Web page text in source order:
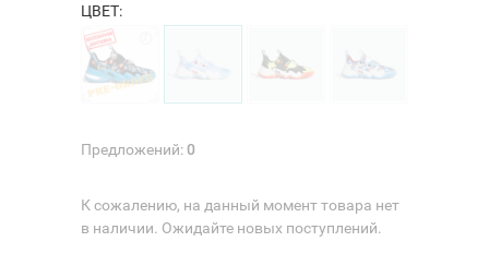
ЦВЕТ:
Предложений:0
К сожалению, на данный момент товара нет
в наличии. Ожидайте новых поступлений.